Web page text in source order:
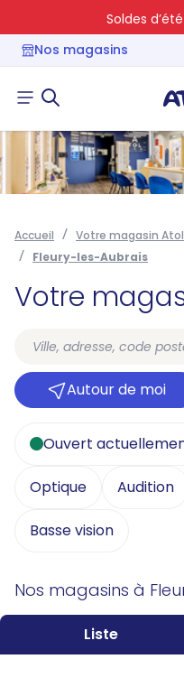
Soldes d’été
Nos magasins
Accueil Votre magasin Atol
Fleury-les-Aubrais
Votre
Autour de moi
Ouvert
Optique Audition
Basse vision
Nos magasins à
Liste